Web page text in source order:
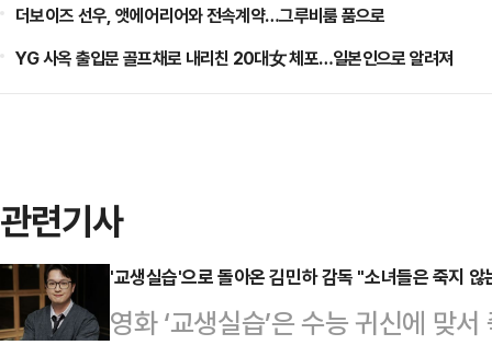
더보이즈 선우, 앳에어리어와 전속계약…그루비룸 품으로
YG 사옥 출입문 골프채로 내리친 20대女 체포…일본인으로 알려져
관련기사
'교생실습'으로 돌아온 김민하 감독 "소녀들은 죽지
영화 ‘교생실습’은 수능 귀신에 맞